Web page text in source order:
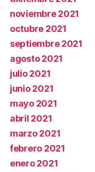
noviembre 2021
octubre 2021
septiembre 2021
agosto 2021
julio 2021
junio 2021
mayo 2021
abril 2021
marzo 2021
febrero 2021
enero 2021